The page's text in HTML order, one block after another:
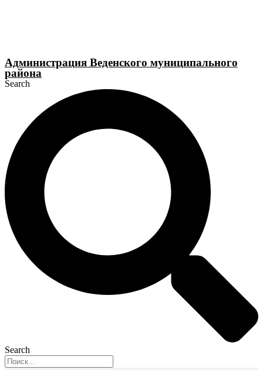
Администрация Веденского муниципального
района
Search
Search